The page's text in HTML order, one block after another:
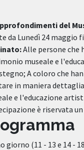
del
da Lunedì 24 maggio
Alle persone che
museale e
A coloro che
in maniera
e l'educazione
è riservata
giorno (11 - 13 e 14 -